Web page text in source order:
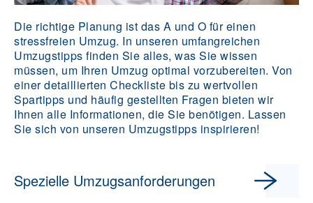
Die richtige Planung ist das A und O für einen
stressfreien Umzug. In unseren umfangreichen
Umzugstipps finden Sie alles, was Sie wissen
müssen, um Ihren Umzug optimal vorzubereiten. Von
einer detaillierten Checkliste bis zu wertvollen
Spartipps und häufig gestellten Fragen bieten wir
Ihnen alle Informationen, die Sie benötigen. Lassen
Sie sich von unseren Umzugstipps inspirieren!
Spezielle Umzugsanforderungen